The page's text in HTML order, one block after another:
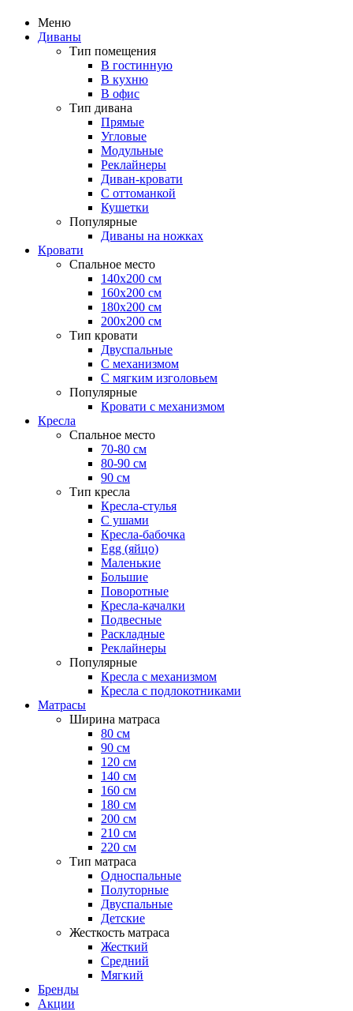
Меню
Диваны
Тип помещения
В гостинную
В кухню
В офис
Тип дивана
Прямые
Угловые
Модульные
Реклайнеры
Диван-кровати
С оттоманкой
Кушетки
Популярные
Диваны на ножках
Кровати
Спальное место
140х200 см
160х200 см
180х200 см
200х200 см
Тип кровати
Двуспальные
С механизмом
С мягким изголовьем
Популярные
Кровати с механизмом
Кресла
Спальное место
70-80 см
80-90 см
90 см
Тип кресла
Кресла-стулья
С ушами
Кресла-бабочка
Egg (яйцо)
Маленькие
Большие
Поворотные
Кресла-качалки
Подвесные
Раскладные
Реклайнеры
Популярные
Кресла с механизмом
Кресла с подлокотниками
Матрасы
Ширина матраса
80 см
90 см
120 см
140 см
160 см
180 см
200 см
210 см
220 см
Тип матраса
Односпальные
Полуторные
Двуспальные
Детские
Жесткость матраса
Жесткий
Средний
Мягкий
Бренды
Акции